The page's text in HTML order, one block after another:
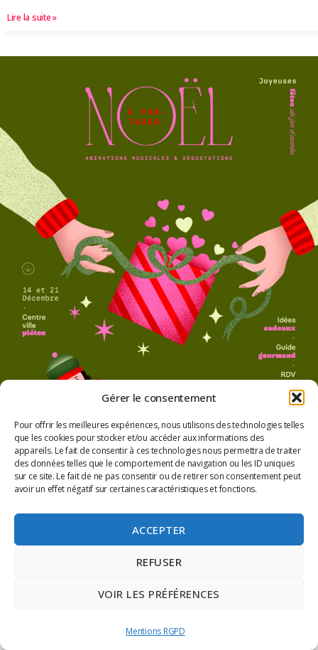
Gérer le consentement
Pour offrir les meilleures expériences, nous utilisons des technologies telles
que les cookies pour stocker et/ou accéder aux informations des
appareils. Le fait de consentir à ces technologies nous permettra de traiter
des données telles que le comportement de navigation ou les ID uniques
sur ce site. Le fait de ne pas consentir ou de retirer son consentement peut
avoir un effet négatif sur certaines caractéristiques et fonctions.
ACCEPTER
REFUSER
VOIR LES PRÉFÉRENCES
Mentions RGPD
Lire la suite »